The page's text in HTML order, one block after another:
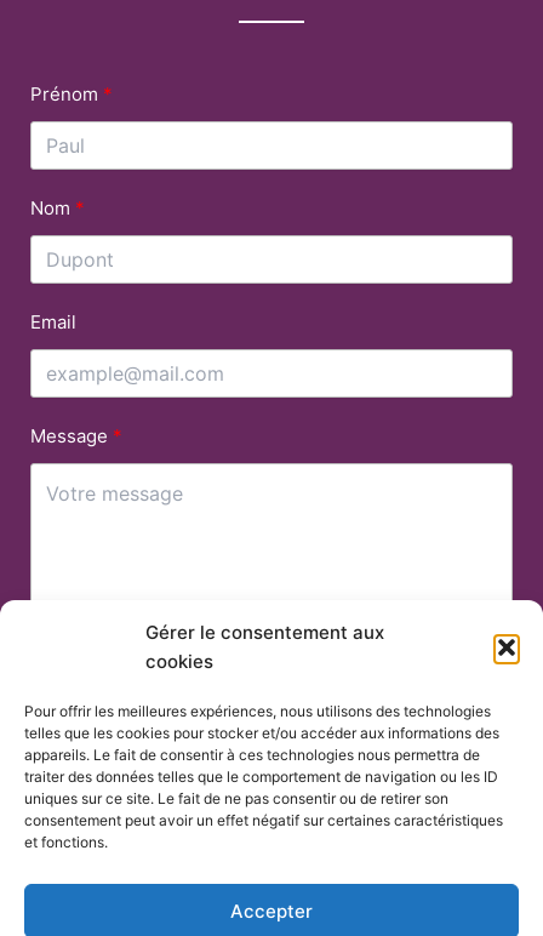
Gérer le consentement aux
cookies
Pour offrir les meilleures expériences, nous utilisons des technologies
telles que les cookies pour stocker et/ou accéder aux informations des
appareils. Le fait de consentir à ces technologies nous permettra de
traiter des données telles que le comportement de navigation ou les ID
uniques sur ce site. Le fait de ne pas consentir ou de retirer son
consentement peut avoir un effet négatif sur certaines caractéristiques
et fonctions.
Accepter
Prénom
Nom
Email
Message
Sinopia Productions
Tèl : 02 85 52 43 91
contact@sinopia-productions.com